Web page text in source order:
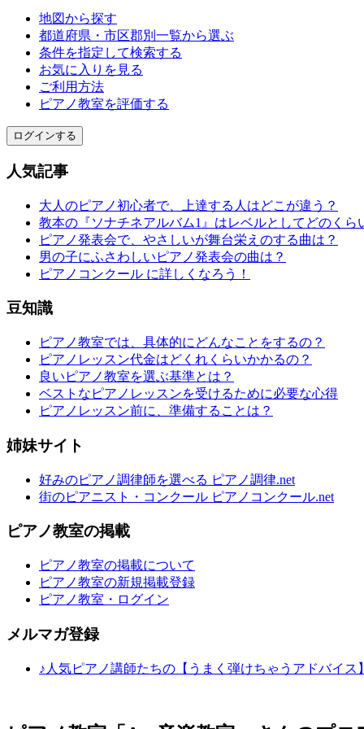
地図から探す
都道府県・市区郡別一覧から選ぶ
条件を指定して検索する
お気に入りを見る
ご利用方法
ピアノ教室を評価する
ログインする
人気記事
大人のピアノ初心者で、上達する人はどこが違う？
教本の『ソナチネアルバム1』はレベルとしてどのくら
ピアノ発表会で、やさしいが舞台栄えのする曲は？
男の子にふさわしいピアノ発表会の曲は？
ピアノコンクール に詳しくなろう！
豆知識
ピアノ教室では、具体的にどんなことをするの？
ピアノレッスン代金はどくれくらいかかるの？
良いピアノ教室を選ぶ基準とは？
ベストなピアノレッスンを受けるために必要な心得
ピアノレッスン前に、準備することは？
姉妹サイト
好みのピアノ調律師を選べる ピアノ調律.net
街のピアニスト・コンクール ピアノコンクール.net
ピアノ教室の掲載
ピアノ教室の掲載について
ピアノ教室の新規掲載登録
ピアノ教室・ログイン
メルマガ登録
♪人気ピアノ講師たちの【うまく弾けちゃうアドバイス